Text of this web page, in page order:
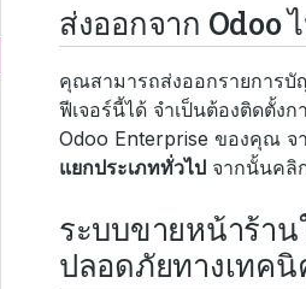
ส่งออกจาก Odoo
คุณสามารถส่งออกรายการบั
ฟีเจอร์นี้ได้ จำเป็นต้องติดตั้ง
Odoo Enterprise ของคุณ
แยกประเภททั่วไป จากนั้นคลิ
ระบบขายหน้าร้าน
ปลอดภัยทางเทคนิ